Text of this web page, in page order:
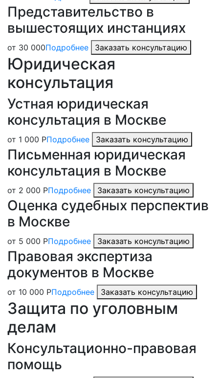
Представительство в
вышестоящих инстанциях
от 30 000Подробнее Заказать консультацию
Юридическая
консультация
Устная юридическая
консультация в Москве
от 1 000 РПодробнее Заказать консультацию
Письменная юридическая
консультация в Москве
от 2 000 РПодробнее Заказать консультацию
Оценка судебных перспектив
в Москве
от 5 000 РПодробнее Заказать консультацию
Правовая экспертиза
документов в Москве
от 10 000 РПодробнее Заказать консультацию
Защита по уголовным
делам
Консультационно-правовая
помощь